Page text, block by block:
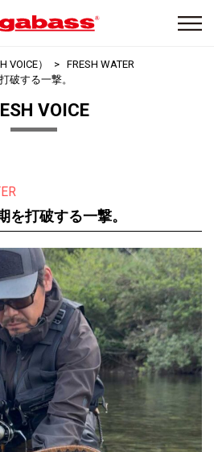
VOICE）
FRESH WATER
破する一撃。
VOICE
を打破する一撃。